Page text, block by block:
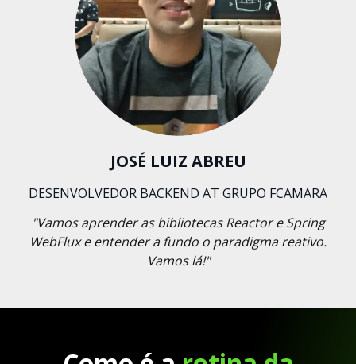
JOSÉ LUIZ ABREU
DESENVOLVEDOR BACKEND AT GRUPO FCAMARA
"Vamos aprender as bibliotecas Reactor e Spring
WebFlux e entender a fundo o paradigma reativo.
Vamos lá!"